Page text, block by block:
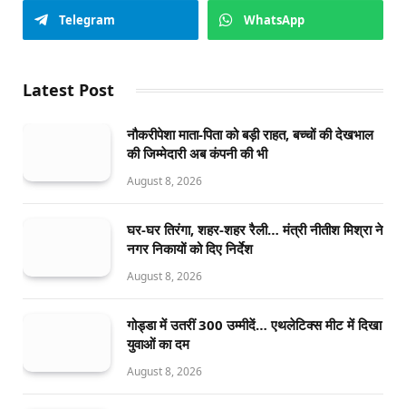
Telegram WhatsApp
Latest Post
नौकरीपेशा माता-पिता को बड़ी राहत, बच्चों की देखभाल
की जिम्मेदारी अब कंपनी की भी
August 8, 2026
घर-घर तिरंगा, शहर-शहर रैली… मंत्री नीतीश मिश्रा ने
नगर निकायों को दिए निर्देश
August 8, 2026
गोड्डा में उतरीं 300 उम्मीदें… एथलेटिक्स मीट में दिखा
युवाओं का दम
August 8, 2026